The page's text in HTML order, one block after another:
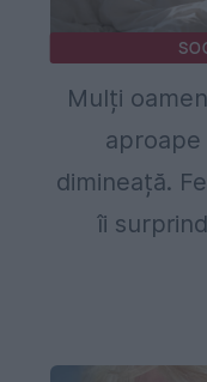
Mulți
dimineață.
îi